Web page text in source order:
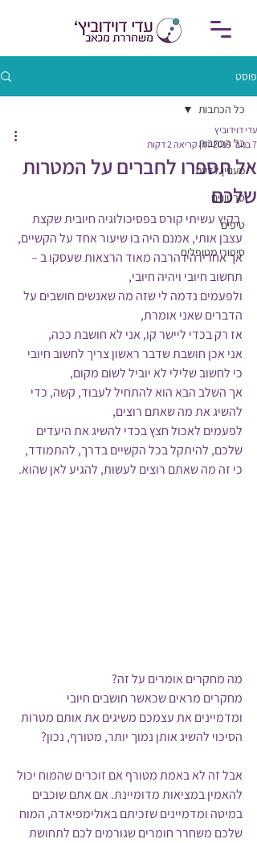
פוסט
כל הכתבות
מעניין לדעת
סרטונים
טיפים
סיפורי מטופלים
כל הכתבות
אל תספרו לחברים על המטרות
שלכם
עדי דוידוביץ
7 בנוב׳ 2019
זמן קריאה 2 דקות
בקיץ עשיתי קורס בפסיכולוגיה חיובית שקצת
עצבן אותי, אמנם היה בו שיעור אחד על הקשיים,
אך אחריו היו הרבה מאוד הרצאות שעסקו ב –
תחשוב חיובי ויהיה חיובי,
ולפעמים נדמה לי שזה מה שאנשים חושבים על
הדברים שאני אומרת,
אז רק בכדי ליישר קו, אני לא חושבת ככה,
אני אכן חושבת שדבר ראשון צריך לחשוב חיובי
כי לחשוב שלילי לא יוביל לשום מקום,
אך השלב הבא הוא להתחיל לעבוד, קשה, כדי
להשיג את מה שאתם רוצים,
לפעמים לאכול חצץ בכדי להשיג את היעדים
שלכם, להיתקל בכל הקשיים בדרך, להתמודד,
כי זה מה שאתם רוצים לעשות, להגיע לאן שהוא.
מה מחקרים אומרים על זה?
מחקרים מראים שכאשר חושבים חיובי
ומדמיינים את עצמכם משיגים את אותם מטרות
הסיכוי להשיג אותן נמוך יותר, מטורף, נכון?
אבל זה לא באמת מטורף אם זוכרים שהמוח יכול
להאמין במציאות מדומיינת. אם אתם שוכבים
במיטה ומדמיינים שזכיתם באולימפיאדה, המוח
שלכם משחרר חומרים שגורמים לכם לתחושת